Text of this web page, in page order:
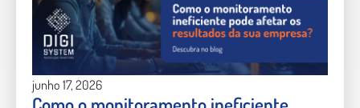
junho 17, 2026